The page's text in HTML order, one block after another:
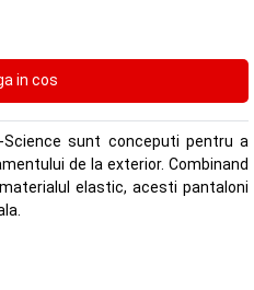
Science sunt conceputi pentru a
de la exterior. Combinand
elastic, acesti pantaloni